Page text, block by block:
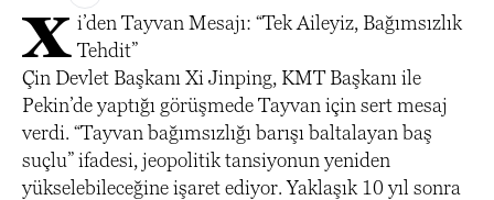
X i’den Tayvan Mesajı: “Tek Aileyiz, Bağımsızlık
Tehdit”
Çin Devlet Başkanı Xi Jinping, KMT Başkanı ile
Pekin’de yaptığı görüşmede Tayvan için sert mesaj
verdi. “Tayvan bağımsızlığı barışı baltalayan baş
suçlu” ifadesi, jeopolitik tansiyonun yeniden
yükselebileceğine işaret ediyor. Yaklaşık 10 yıl sonra